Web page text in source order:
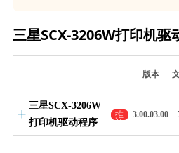
三星SCX-3206W打印机驱
版本
三星SCX-3206W
打印机驱动程序
推
荐
3.00.03.00